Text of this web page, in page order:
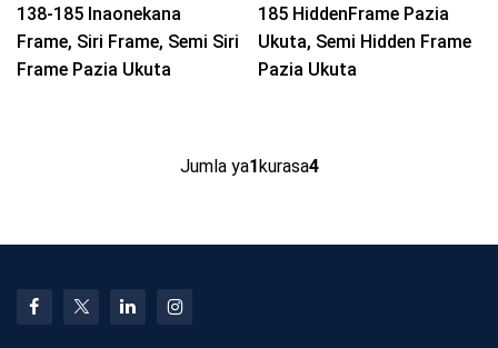
138-185 Inaonekana
Frame, Siri Frame, Semi Siri
Frame Pazia Ukuta
185 HiddenFrame Pazia
Ukuta, Semi Hidden Frame
Pazia Ukuta
Jumla ya1 kurasa4